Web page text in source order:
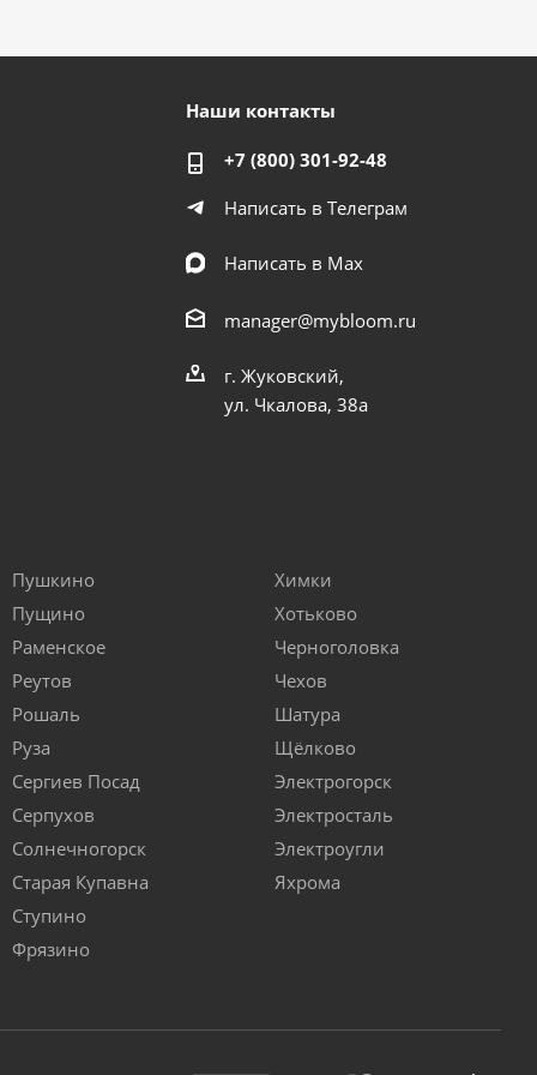
Наши контакты
+7 (800) 301-92-48
Написать в Телеграм
Написать в Мах
manager@mybloom.ru
г. Жуковский,
ул. Чкалова, 38а
Пушкино
Пущино
Раменское
Реутов
Рошаль
Руза
Сергиев Посад
Серпухов
Солнечногорск
Старая Купавна
Ступино
Фрязино
Химки
Хотьково
Черноголовка
Чехов
Шатура
Щёлково
Электрогорск
Электросталь
Электроугли
Яхрома